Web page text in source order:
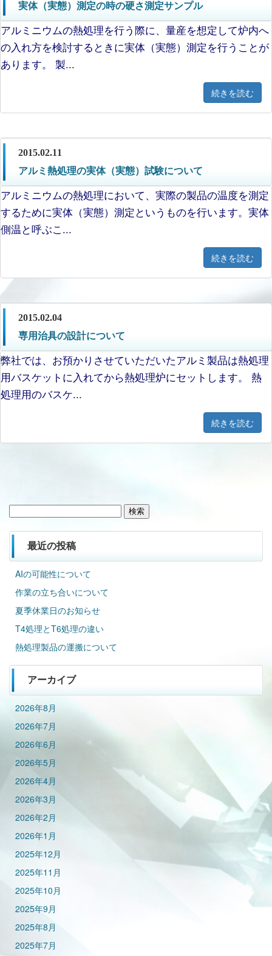
実体（実態）測定の時の硬さ測定サンプル
アルミニウムの熱処理を行う際に、量産を想定して炉内へ
の入れ方を検討するときに実体（実態）測定を行うことが
あります。 製...
続きを読む
2015.02.11
アルミ熱処理の実体（実態）試験について
アルミニウムの熱処理において、実際の製品の温度を測定
するために実体（実態）測定というものを行います。実体
側温と呼ぶこ...
続きを読む
2015.02.04
専用治具の設計について
弊社では、お預かりさせていただいたアルミ製品は熱処理
用バスケットに入れてから熱処理炉にセットします。 熱
処理用のバスケ...
続きを読む
最近の投稿
AIの可能性について
作業の立ち合いについて
夏季休業日のお知らせ
T4処理とT6処理の違い
熱処理製品の運搬について
アーカイブ
2026年8月
2026年7月
2026年6月
2026年5月
2026年4月
2026年3月
2026年2月
2026年1月
2025年12月
2025年11月
2025年10月
2025年9月
2025年8月
2025年7月